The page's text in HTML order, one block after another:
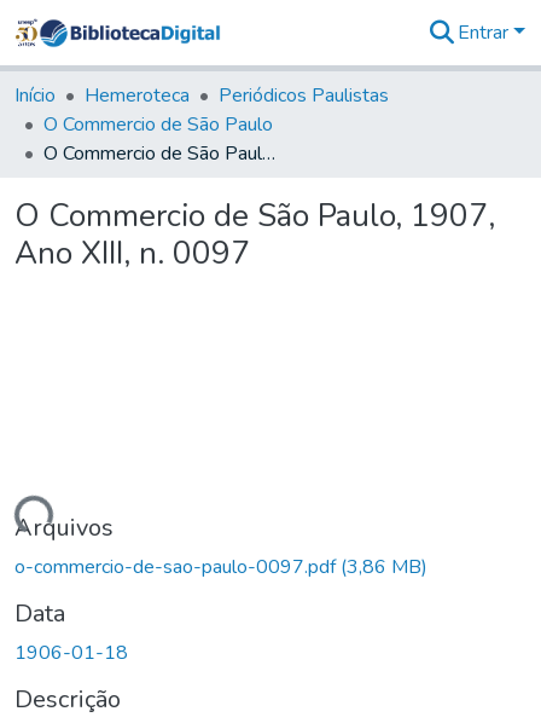
&
Coleções
Tudo na
Biblioteca
Estatísticas
Entrar
Início Hemeroteca
Periódicos Paulistas
O Commercio de São Paulo
O Commercio de São Paulo, 1907, Ano XIII, n. 0097
O Commercio de São Paulo, 1907,
Ano XIII, n. 0097
Arquivos
o-commercio-de-sao-paulo-0097.pdf(3,86 MB)
Data
1906-01-18
Descrição